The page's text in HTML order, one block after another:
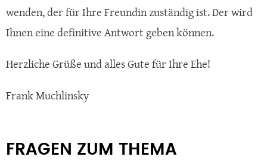
wenden, der für Ihre Freundin zuständig ist. Der wird
Ihnen eine definitive Antwort geben können.
Herzliche Grüße und alles Gute für Ihre Ehe!
Frank Muchlinsky
FRAGEN ZUM THEMA